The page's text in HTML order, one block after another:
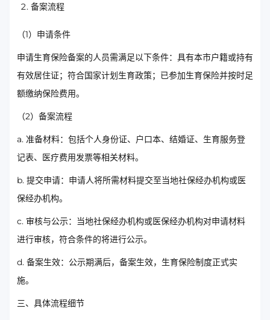
备案流程
（1）申请条件
申请生育保险备案的人员需满足以下条件：具有本市户籍或持有
有效居住证；符合国家计划生育政策；已参加生育保险并按时足
额缴纳保险费用。
（2）备案流程
a. 准备材料：包括个人身份证、户口本、结婚证、生育服务登
记表、医疗费用发票等相关材料。
b. 提交申请：申请人将所需材料提交至当地社保经办机构或医
保经办机构。
c. 审核与公示：当地社保经办机构或医保经办机构对申请材料
进行审核，符合条件的将进行公示。
d. 备案生效：公示期满后，备案生效，生育保险制度正式实
施。
三、具体流程细节